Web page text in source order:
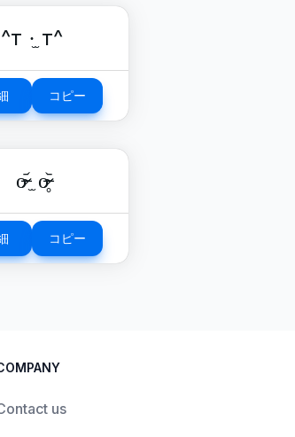
^т ·̫ т^
コピー
o̴̶̷᷄ ̫ o̴̶̷̥᷅
コピー
us